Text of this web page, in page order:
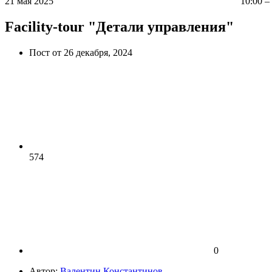
Facility-tour "Детали управления"
Пост от 26 декабря, 2024
574
0